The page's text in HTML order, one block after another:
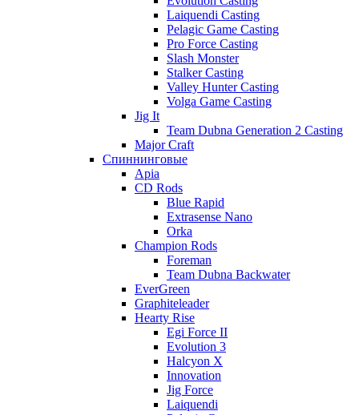
Laiquendi Casting
Pelagic Game Casting
Pro Force Casting
Slash Monster
Stalker Casting
Valley Hunter Casting
Volga Game Casting
Jig It
Team Dubna Generation 2 Casting
Major Craft
Спиннинговые
Apia
CD Rods
Blue Rapid
Extrasense Nano
Orka
Champion Rods
Foreman
Team Dubna Backwater
EverGreen
Graphiteleader
Hearty Rise
Egi Force II
Evolution 3
Halcyon X
Innovation
Jig Force
Laiquendi